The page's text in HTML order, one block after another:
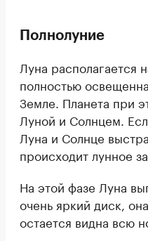
Полнолуние
Луна располагается
полностью
Земле. Планета при
Луной и Солнцем.
Луна и Солнце
происходит лунное
На этой фазе Луна
очень яркий диск,
остается видна всю